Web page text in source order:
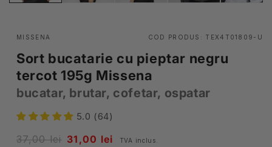
MISSENA COD PRODUS: TEX4T01809-U
Sort bucatarie cu pieptar negru
tercot 195g Missena
bucatar, brutar, cofetar, ospatar
5.0 (64)
Pret
37,00 lei Pret
31,00 lei TVA inclus.